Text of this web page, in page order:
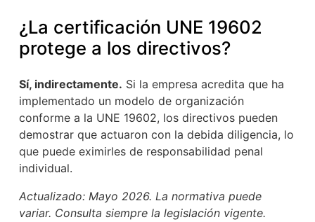
¿La certificación UNE 19602
protege a los directivos?
Sí, indirectamente. Si la empresa acredita que ha
implementado un modelo de organización
conforme a la UNE 19602, los directivos pueden
demostrar que actuaron con la debida diligencia, lo
que puede eximirles de responsabilidad penal
individual.
Actualizado: Mayo 2026. La normativa puede
variar. Consulta siempre la legislación vigente.